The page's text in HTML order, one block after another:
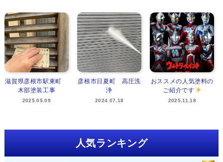
滋賀県彦根市駅東町
木部塗装工事
2025.05.09
彦根市日夏町 高圧洗
浄
2024.07.18
おススメの人気塗料の
ご紹介です
2025.11.18
人気ランキング